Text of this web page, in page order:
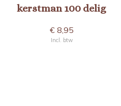
kerstman 100 delig
€ 8,95
Incl. btw